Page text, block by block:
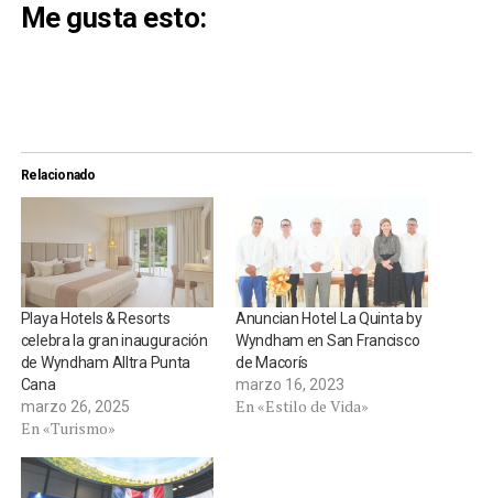
Me gusta esto:
Relacionado
Playa Hotels & Resorts
celebra la gran inauguración
de Wyndham Alltra Punta
Cana
marzo 26, 2025
En «Turismo»
Anuncian Hotel La Quinta by
Wyndham en San Francisco
de Macorís
marzo 16, 2023
En «Estilo de Vida»